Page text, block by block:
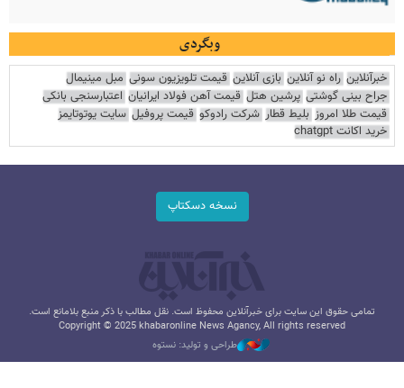
وبگردی
خبرآنلاین راه نو آنلاین بازی آنلاین قیمت تلویزیون سونی مبل مینیمال
جراح بینی گوشتی پرشین هتل قیمت آهن فولاد ایرانیان اعتبارسنجی بانکی
قیمت طلا امروز بلیط قطار شرکت رادوکو قیمت پروفیل سایت یوتوتایمز
خرید اکانت chatgpt
نسخه دسکتاپ
تمامی حقوق این سایت برای خبرآنلاین محفوظ است. نقل مطالب با ذکر منبع بلامانع است.
Copyright © 2025 khabaronline News Agancy, All rights reserved
طراحی و تولید: نستوه